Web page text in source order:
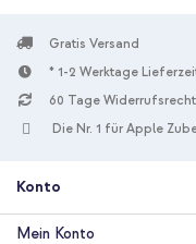
Gratis Versand
* 1-2 Werktage
60 Tage Widerrufsrecht
Die Nr. 1 für Apple
Konto
Mein Konto